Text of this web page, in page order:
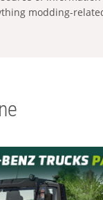
modding-